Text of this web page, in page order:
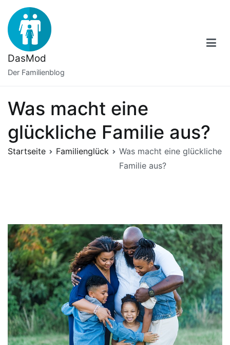
Inhalt
springen
DasMod
Der Familienblog
Was macht eine
glückliche Familie aus?
Startseite Familienglück
Was macht eine glückliche
Familie aus?